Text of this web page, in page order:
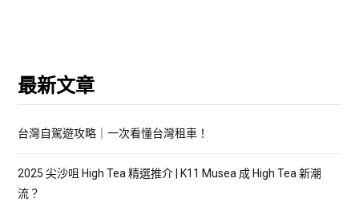
最新文章
台灣自駕遊攻略｜一次看懂台灣租車！
2025 尖沙咀 High Tea 精選推介 | K11 Musea 成 High Tea 新潮
流？